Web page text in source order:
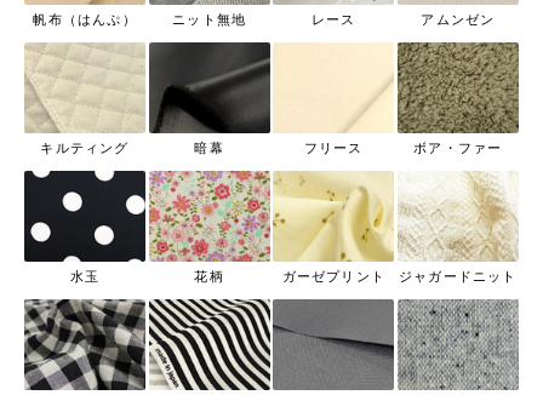
帆布（はんぷ） ニット無地 レース アムンゼン
キルティング 暗幕 フリース ボア・ファー
水玉 花柄 ガーゼプリント ジャガードニット